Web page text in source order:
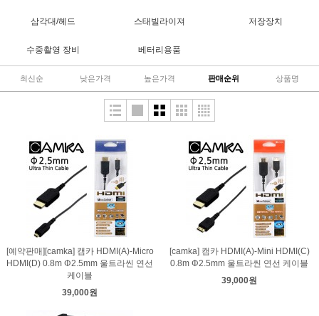
삼각대/헤드 스태빌라이져 저장장치
수중촬영 장비 베터리용품
최신순 낮은가격 높은가격 판매순위 상품명
[예약판매][camka] 캠카 HDMI(A)-Micro
HDMI(D) 0.8m Φ2.5mm 울트라씬 연선
케이블
39,000원
[camka] 캠카 HDMI(A)-Mini HDMI(C)
0.8m Φ2.5mm 울트라씬 연선 케이블
39,000원